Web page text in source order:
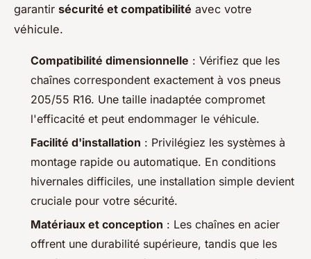
garantir sécurité et compatibilité avec votre
véhicule.
Compatibilité dimensionnelle : Vérifiez que les
chaînes correspondent exactement à vos pneus
205/55 R16. Une taille inadaptée compromet
l'efficacité et peut endommager le véhicule.
Facilité d'installation : Privilégiez les systèmes à
montage rapide ou automatique. En conditions
hivernales difficiles, une installation simple devient
cruciale pour votre sécurité.
Matériaux et conception : Les chaînes en acier
offrent une durabilité supérieure, tandis que les